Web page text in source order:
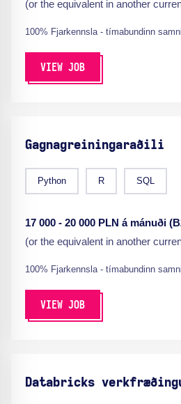
(or the equivalent in another
100% Fjarkennsla - tímabundinn
VIEW JOB
Gagnagreiningaraðili
Python R SQL
17 000 - 20 000 PLN á mánuði
(or the equivalent in another
100% Fjarkennsla - tímabundinn
VIEW JOB
Databricks